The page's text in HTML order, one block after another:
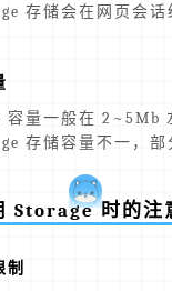
存储会在网页会话
量一般在 2~5Mb
存储容量不一，部
Storage 时的注